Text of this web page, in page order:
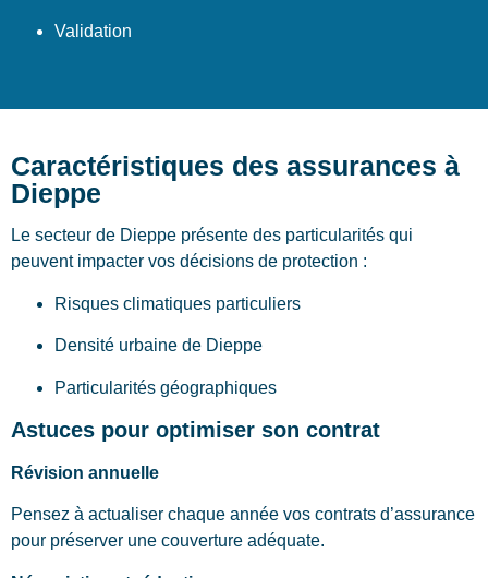
Validation
Caractéristiques des assurances à
Dieppe
Le secteur de Dieppe présente des particularités qui
peuvent impacter vos décisions de protection :
Risques climatiques particuliers
Densité urbaine de Dieppe
Particularités géographiques
Astuces pour optimiser son contrat
Révision annuelle
Pensez à actualiser chaque année vos contrats d’assurance
pour préserver une couverture adéquate.